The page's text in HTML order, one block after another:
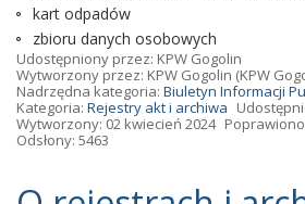
kart odpadów
zbioru danych osobowych
Udostępniony przez: KPW Gogolin
Wytworzony przez: KPW Gogolin (KPW
Nadrzędna kategoria: Biuletyn Informacji
Kategoria: Rejestry akt i archiwa
Wytworzony: 02 kwiecień 2024
Odsłony: 5463